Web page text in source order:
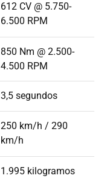
612 CV @ 5.750-
6.500 RPM
850 Nm @ 2.500-
4.500 RPM
3,5 segundos
250 km/h / 290
km/h
1.995 kilogramos